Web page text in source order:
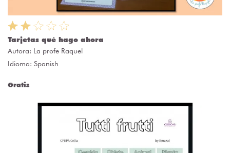
Tarjetas qué hago ahora
Autora: La profe Raquel
Idioma: Spanish
Gratis